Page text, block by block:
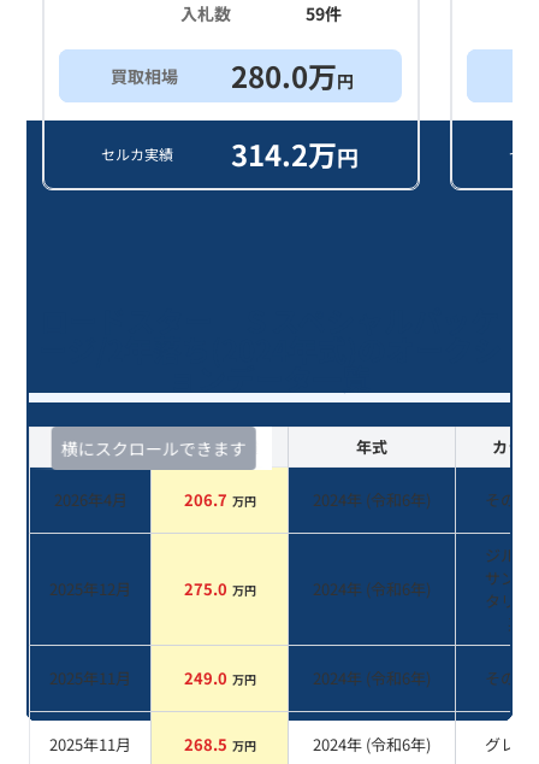
入札数
59件
買取相場 280.0万円
セルカ実績 314.2万円 セ
横にスクロールできます
査定時期 セルカ実績 年式 カラー
2026年4月 206.7 万円 2024年 (令和6年) その他
2025年12月 275.0 万円 2024年 (令和6年)
ジルコ
サンド
タリッ
系
2025年11月 249.0 万円 2024年 (令和6年) その他
2025年11月 268.5 万円 2024年 (令和6年) グレー